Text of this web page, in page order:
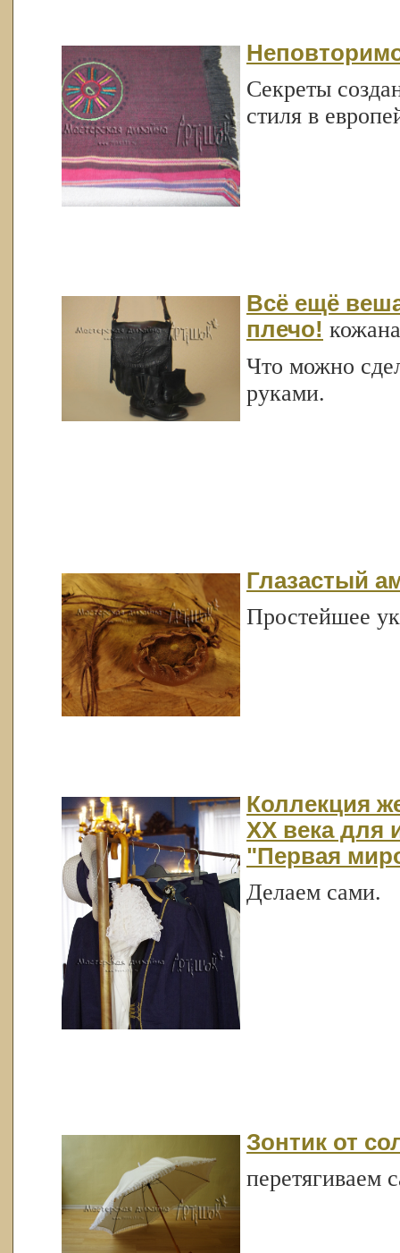
Секреты
стиля в
Всё ещё
плечо!
Что можно
руками.
Глазастый
Простейшее
Коллекция
ХХ века для
"Первая
Делаем сами.
Зонтик от
перетягиваем